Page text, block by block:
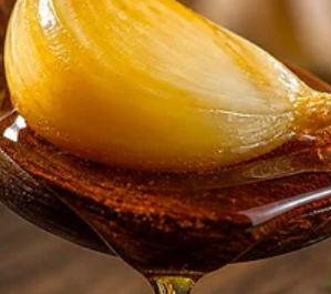
i ne zahtijeva stručne intervencije, dok
svoj dom čistim i zdravim sve više se
na štetna sredstva koja mogu naškoditi
čuvaju instalacije, već i doprinose
začin koji je poznat po svojim
u kuhinji kao začin zbog svog specifičnog